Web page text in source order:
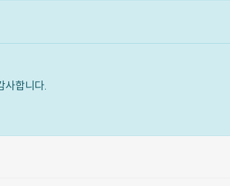
사합니다.